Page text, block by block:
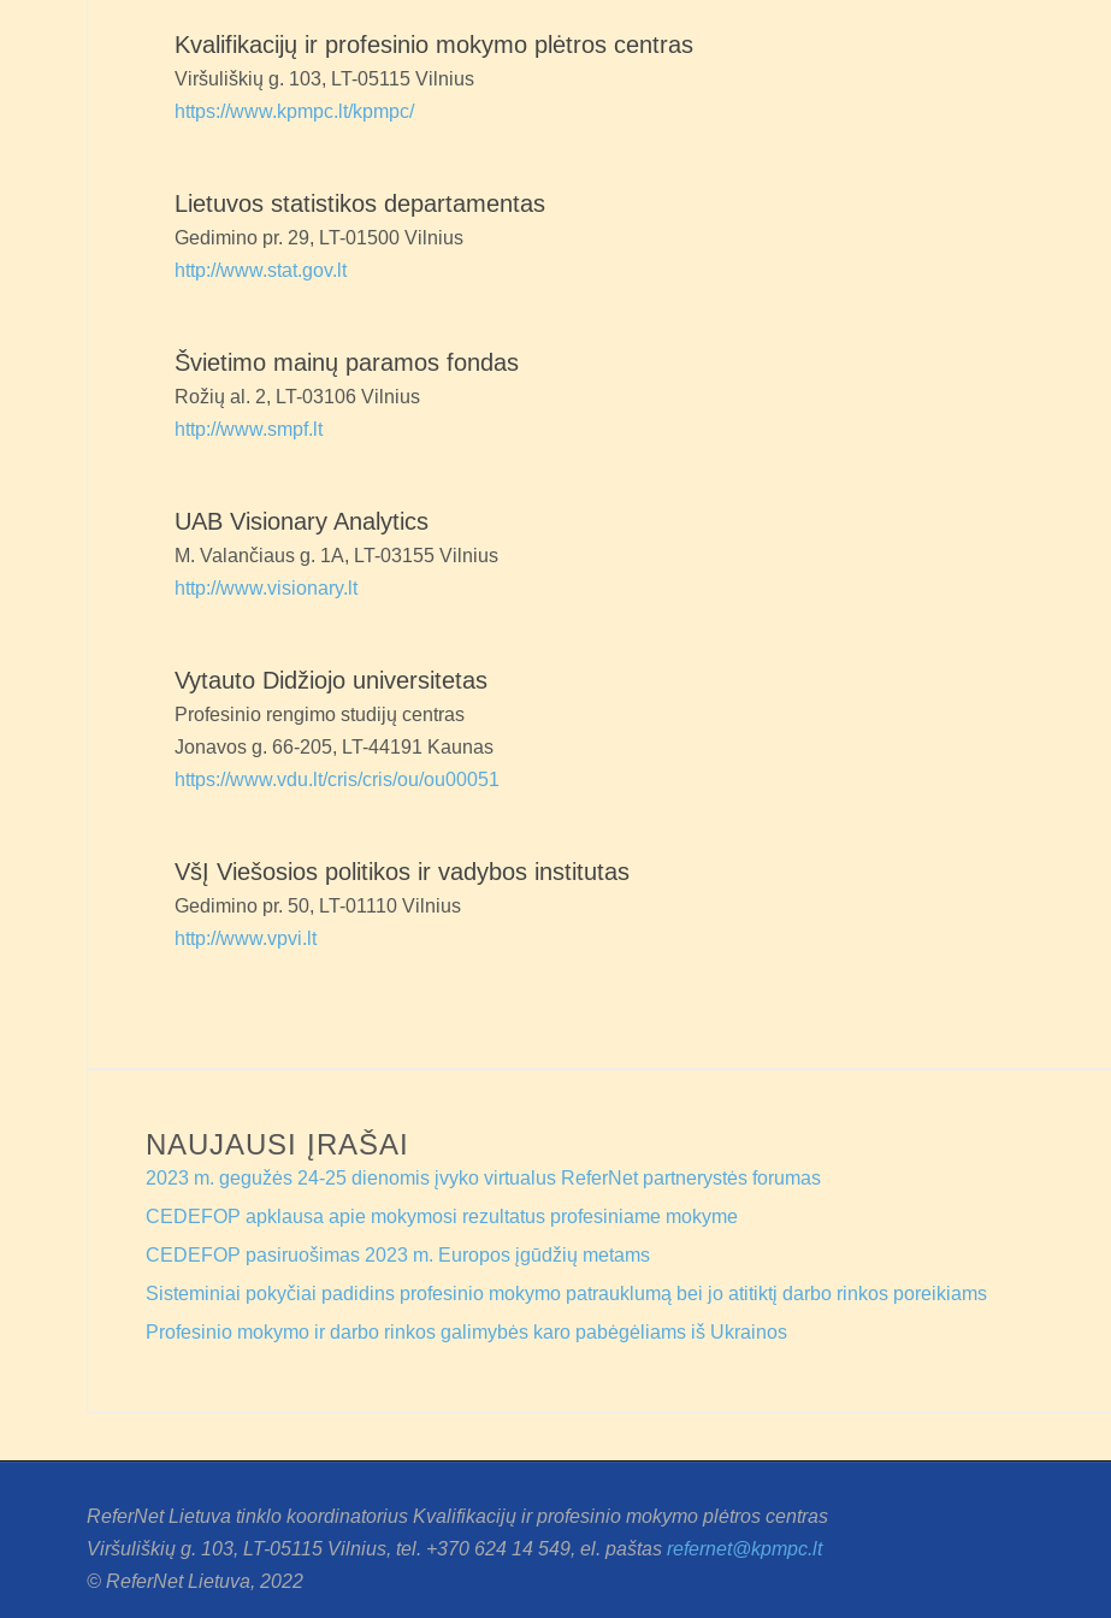
Kvalifikacijų ir profesinio mokymo plėtros centras
Viršuliškių g. 103, LT-05115 Vilnius
https://www.kpmpc.lt/kpmpc/
Lietuvos statistikos departamentas
Gedimino pr. 29, LT-01500 Vilnius
http://www.stat.gov.lt
Švietimo mainų paramos fondas
Rožių al. 2, LT-03106 Vilnius
http://www.smpf.lt
UAB Visionary Analytics
M. Valančiaus g. 1A, LT-03155 Vilnius
http://www.visionary.lt
Vytauto Didžiojo universitetas
Profesinio rengimo studijų centras
Jonavos g. 66-205, LT-44191 Kaunas
https://www.vdu.lt/cris/cris/ou/ou00051
VšĮ Viešosios politikos ir vadybos institutas
Gedimino pr. 50, LT-01110 Vilnius
http://www.vpvi.lt
NAUJAUSI ĮRAŠAI
2023 m. gegužės 24-25 dienomis įvyko virtualus ReferNet partnerystės forumas
CEDEFOP apklausa apie mokymosi rezultatus profesiniame mokyme
CEDEFOP pasiruošimas 2023 m. Europos įgūdžių metams
Sisteminiai pokyčiai padidins profesinio mokymo patrauklumą bei jo atitiktį darbo rinkos poreikiams
Profesinio mokymo ir darbo rinkos galimybės karo pabėgėliams iš Ukrainos
ReferNet Lietuva tinklo koordinatorius Kvalifikacijų ir profesinio mokymo plėtros centras
Viršuliškių g. 103, LT-05115 Vilnius, tel. +370 624 14 549, el. paštas refernet@kpmpc.lt
© ReferNet Lietuva, 2022